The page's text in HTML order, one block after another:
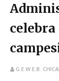
celebra
G.E.W.E.B.